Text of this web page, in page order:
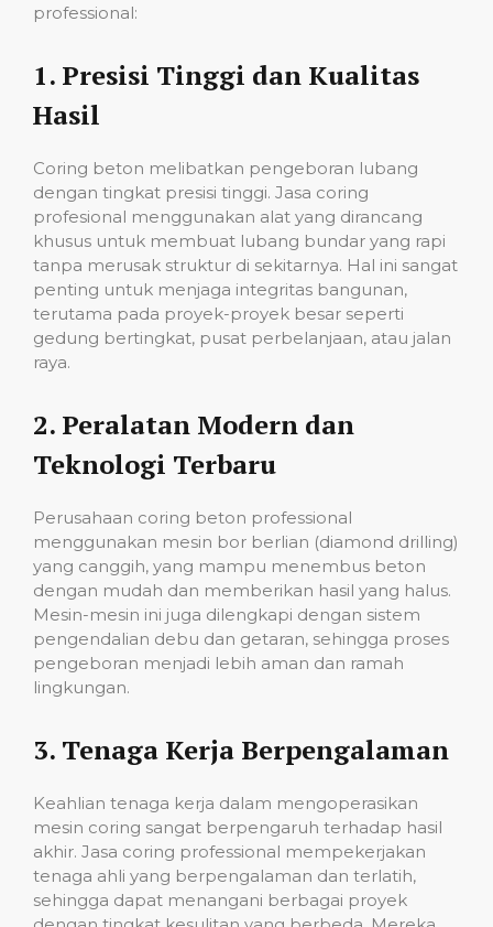
professional:
1. Presisi Tinggi dan Kualitas
Hasil
Coring beton melibatkan pengeboran lubang
dengan tingkat presisi tinggi. Jasa coring
profesional menggunakan alat yang dirancang
khusus untuk membuat lubang bundar yang rapi
tanpa merusak struktur di sekitarnya. Hal ini sangat
penting untuk menjaga integritas bangunan,
terutama pada proyek-proyek besar seperti
gedung bertingkat, pusat perbelanjaan, atau jalan
raya.
2. Peralatan Modern dan
Teknologi Terbaru
Perusahaan coring beton professional
menggunakan mesin bor berlian (diamond drilling)
yang canggih, yang mampu menembus beton
dengan mudah dan memberikan hasil yang halus.
Mesin-mesin ini juga dilengkapi dengan sistem
pengendalian debu dan getaran, sehingga proses
pengeboran menjadi lebih aman dan ramah
lingkungan.
3. Tenaga Kerja Berpengalaman
Keahlian tenaga kerja dalam mengoperasikan
mesin coring sangat berpengaruh terhadap hasil
akhir. Jasa coring professional mempekerjakan
tenaga ahli yang berpengalaman dan terlatih,
sehingga dapat menangani berbagai proyek